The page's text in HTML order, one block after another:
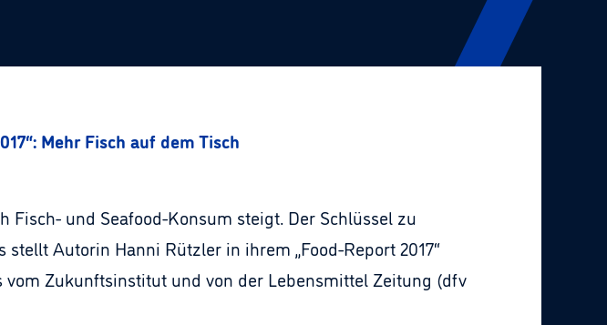
Mehr Fisch auf dem Tisch
und Seafood-Konsum steigt. Der Schlüssel zu
Autorin Hanni Rützler in ihrem „Food-Report 2017“
Zukunftsinstitut und von der Lebensmittel Zeitung (dfv